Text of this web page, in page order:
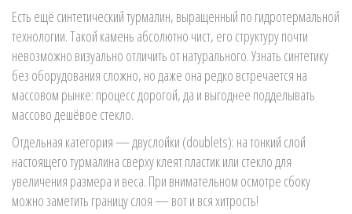
Есть ещё синтетический турмалин, выращенный по гидротермальной
технологии. Такой камень абсолютно чист, его структуру почти
невозможно визуально отличить от натурального. Узнать синтетику
без оборудования сложно, но даже она редко встречается на
массовом рынке: процесс дорогой, да и выгоднее подделывать
массово дешёвое стекло.
Отдельная категория — двуслойки (doublets): на тонкий слой
настоящего турмалина сверху клеят пластик или стекло для
увеличения размера и веса. При внимательном осмотре сбоку
можно заметить границу слоя — вот и вся хитрость!